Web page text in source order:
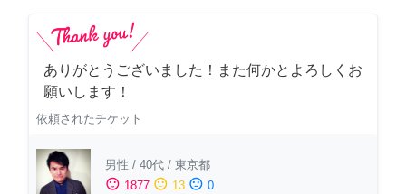
ありがとうございました！また何かとよろしくお
願いします！
依頼されたチケット
男性 / 40代 / 東京都
sentiment_satisfied 1877 sentiment_neutral 13 sentiment_dissatisfied 0